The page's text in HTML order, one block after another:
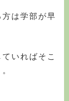
は学部が早
いればそこ